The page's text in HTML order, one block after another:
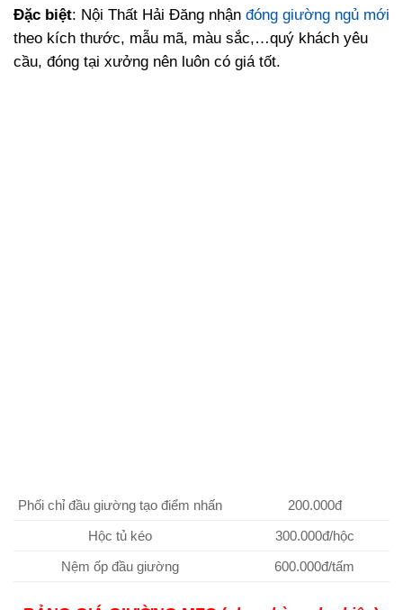
Đặc biệt: Nội Thất Hải Đăng nhận đóng giường ngủ mới
theo kích thước, mẫu mã, màu sắc,…quý khách yêu
cầu, đóng tại xưởng nên luôn có giá tốt.
Phối chỉ đầu giường tạo điểm nhấn
200.000đ
Hộc tủ kéo
300.000đ/hộc
Nệm ốp đầu giường
600.000đ/tấm